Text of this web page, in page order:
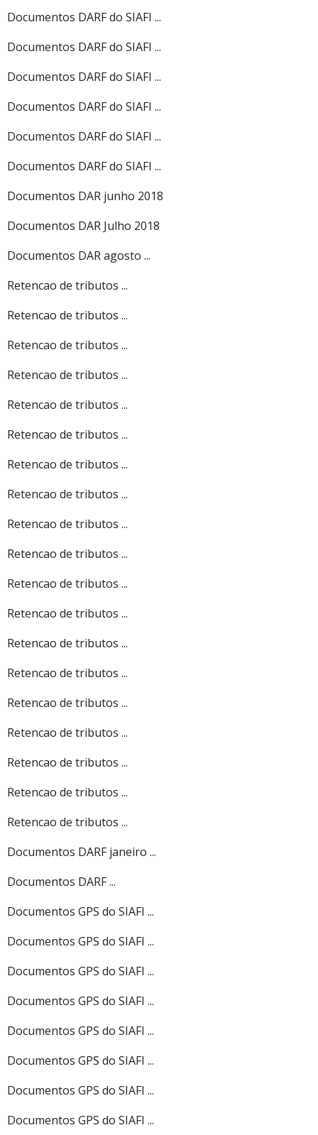
Documentos DARF do SIAFI ...
Documentos DARF do SIAFI ...
Documentos DARF do SIAFI ...
Documentos DARF do SIAFI ...
Documentos DARF do SIAFI ...
Documentos DARF do SIAFI ...
Documentos DAR junho 2018
Documentos DAR Julho 2018
Documentos DAR agosto ...
Retencao de tributos ...
Retencao de tributos ...
Retencao de tributos ...
Retencao de tributos ...
Retencao de tributos ...
Retencao de tributos ...
Retencao de tributos ...
Retencao de tributos ...
Retencao de tributos ...
Retencao de tributos ...
Retencao de tributos ...
Retencao de tributos ...
Retencao de tributos ...
Retencao de tributos ...
Retencao de tributos ...
Retencao de tributos ...
Retencao de tributos ...
Retencao de tributos ...
Retencao de tributos ...
Documentos DARF janeiro ...
Documentos DARF ...
Documentos GPS do SIAFI ...
Documentos GPS do SIAFI ...
Documentos GPS do SIAFI ...
Documentos GPS do SIAFI ...
Documentos GPS do SIAFI ...
Documentos GPS do SIAFI ...
Documentos GPS do SIAFI ...
Documentos GPS do SIAFI ...